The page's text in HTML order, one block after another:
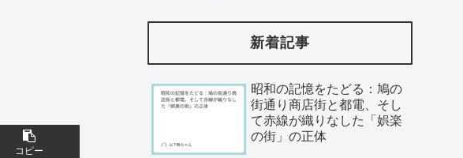
コピー
新着記事
昭和の記憶をたどる：鳩の
街通り商店街と都電、そし
て赤線が織りなした「娯楽
の街」の正体